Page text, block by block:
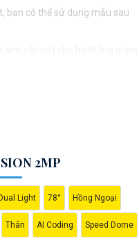
bạn có thể sử dụng mẫu sau
Kbvision mang đến cho bạn
cao. Đừng để bất kỳ sự cố
trên để phù hợp với nhu cầu
2MP
Light 78° Hồng Ngoại
Thân AI Coding Speed Dome